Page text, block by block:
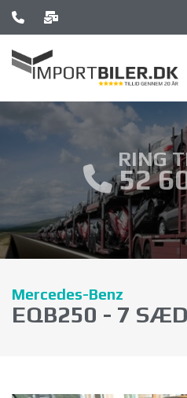
Gå
til
hovedindhold
RING
52
Mercedes-Benz
EQB250 - 7